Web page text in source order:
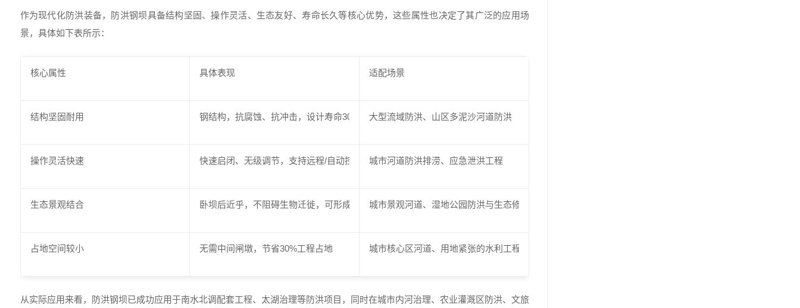
作为现代化防洪装备，防洪钢坝具备结构坚固、操作灵活、生态友好、寿命长久等核心优势，这些属性也决定了其广泛的应用场
景，具体如下表所示：
核心属性 具体表现 适配场景
结构坚固耐用 钢结构，抗腐蚀、抗冲击，设计寿命30-60年大型流域防洪、山区多泥沙河道防洪
操作灵活快速 快速启闭、无级调节，支持远程/自动控制 城市河道防洪排涝、应急泄洪工程
生态景观结合 卧坝后近乎，不阻碍生物迁徙，可形成瀑布景观城市景观河道、湿地公园防洪与生态修复
占地空间较小 无需中间闸墩，节省30%工程占地 城市核心区河道、用地紧张的水利工程
从实际应用来看，防洪钢坝已成功应用于南水北调配套工程、太湖治理等防洪项目，同时在城市内河治理、农业灌溉区防洪、文旅